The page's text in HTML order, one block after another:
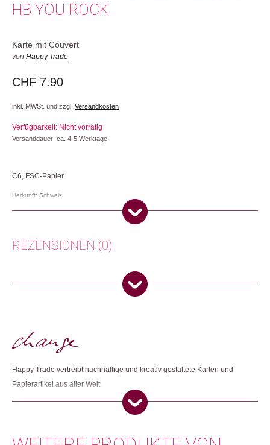
HB YOU ROCK
Karte mit Couvert
von Happy Trade
CHF 7.90
inkl. MWSt. und zzgl. Versandkosten
Verfügbarkeit: Nicht vorrätig
Versanddauer: ca. 4-5 Werktage
C6, FSC-Papier
Herkunft: Schweiz
Artikelnummer: 108874.11
REZENSIONEN (0)
Es gibt noch keine Rezensionen.
Happy Trade vertreibt nachhaltige und kreativ gestaltete Karten und
Papierartikel aus aller Welt.